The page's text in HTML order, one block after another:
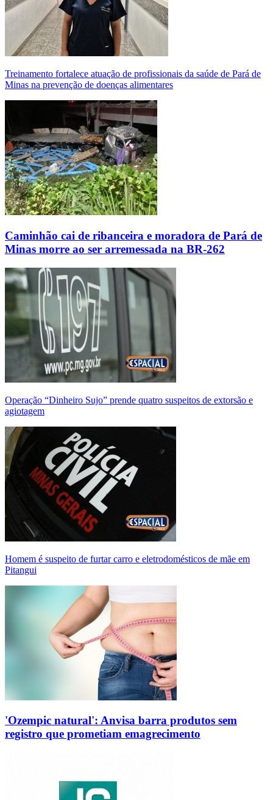
Treinamento fortalece atuação de profissionais da saúde de Pará de
Minas na prevenção de doenças alimentares
Caminhão cai de ribanceira e moradora de Pará de
Minas morre ao ser arremessada na BR-262
Operação “Dinheiro Sujo” prende quatro suspeitos de extorsão e
agiotagem
Homem é suspeito de furtar carro e eletrodomésticos de mãe em
Pitangui
'Ozempic natural': Anvisa barra produtos sem
registro que prometiam emagrecimento